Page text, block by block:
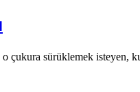
o çukura sürüklemek isteyen,